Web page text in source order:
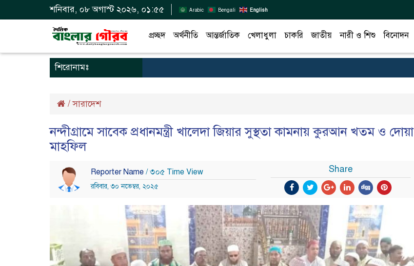
শনিবার, ০৮ অগাস্ট ২০২৬, ০১:৫৫ Arabic Bengali English
প্রচ্ছদ অর্থনীতি আন্তর্জাতিক খেলাধুলা চাকরি জাতীয় নারী ও শিশু বিনোদন
শিরোনামঃ
/সারাদেশ
নন্দীগ্রামে সাবেক প্রধানমন্ত্রী খালেদা জিয়ার সুস্থতা কামনায় কুরআন খতম ও দোয়া
মাহফিল
Reporter Name / ৩০৫ Time View
রবিবার, ৩০ নভেম্বর, ২০২৫
Share